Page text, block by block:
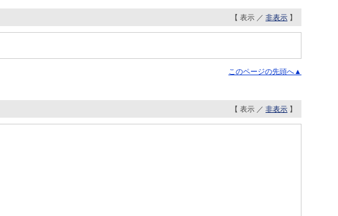
【 表示 ／ 非表示 】
このページの先頭へ▲
【 表示 ／ 非表示 】